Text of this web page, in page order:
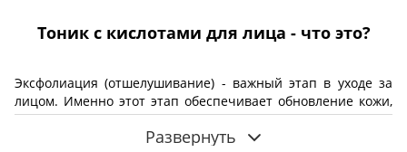
Тоник с кислотами для лица - что это?
Эксфолиация (отшелушивание) - важный этап в уходе за
лицом. Именно этот этап обеспечивает обновление кожи,
улучшает текстуру и цвет, помогает бороться с разными
проблемами - от акне до морщин и пигментации.
Развернуть